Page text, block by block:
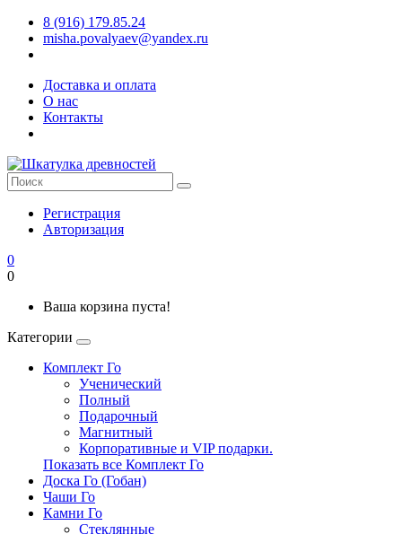
8 (916) 179.85.24
misha.povalyaev@yandex.ru
Доставка и оплата
О нас
Контакты
Регистрация
Авторизация
0
0
Ваша корзина пуста!
Категории
Комплект Го
Ученический
Полный
Подарочный
Магнитный
Корпоративные и VIP подарки.
Показать все Комплект Го
Доска Го (Гобан)
Чаши Го
Камни Го
Стеклянные